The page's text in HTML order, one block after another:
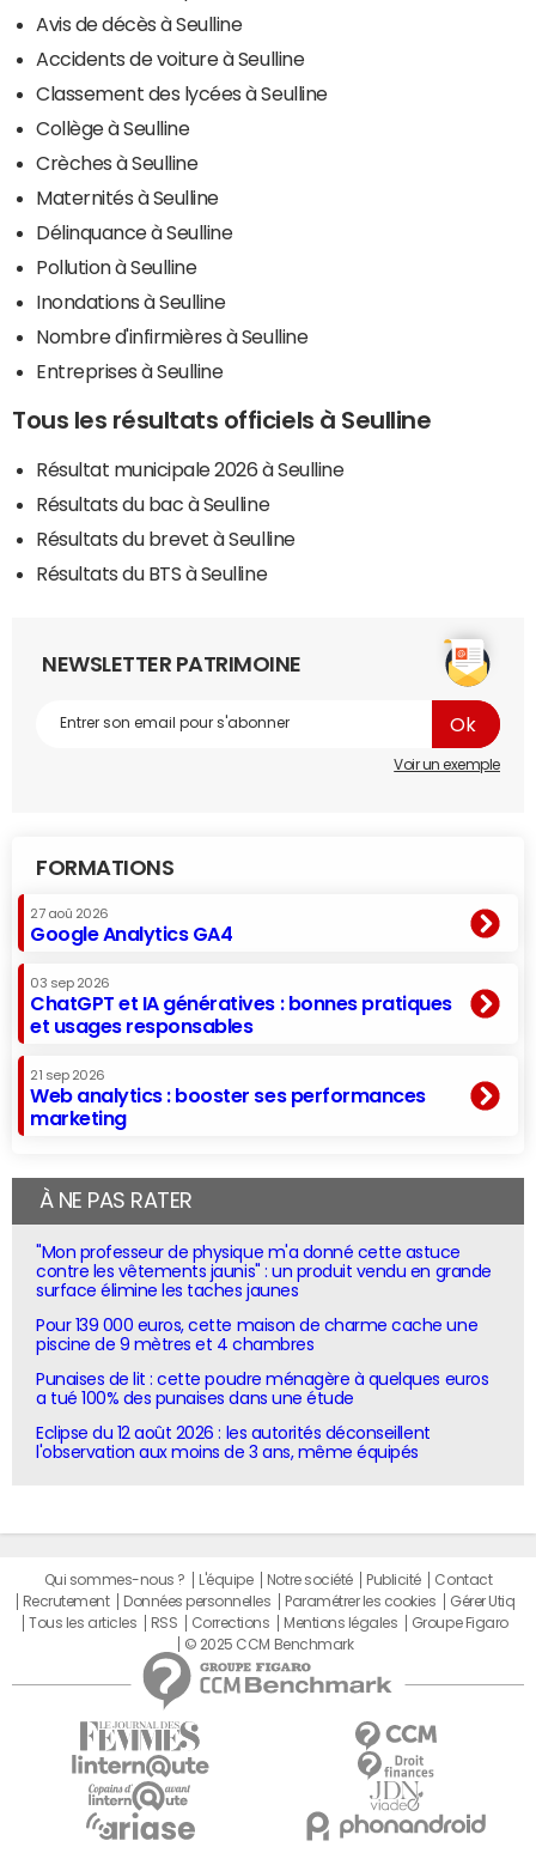
Avis de décès à Seulline
Accidents de voiture à Seulline
Classement des lycées à Seulline
Collège à Seulline
Crèches à Seulline
Maternités à Seulline
Délinquance à Seulline
Pollution à Seulline
Inondations à Seulline
Nombre d'infirmières à Seulline
Entreprises à Seulline
Tous les résultats officiels à Seulline
Résultat municipale 2026 à Seulline
Résultats du bac à Seulline
Résultats du brevet à Seulline
Résultats du BTS à Seulline
NEWSLETTER PATRIMOINE
Voir un exemple
FORMATIONS
27 aoû 2026
Google Analytics GA4
03 sep 2026
ChatGPT et IA génératives : bonnes pratiques
et usages responsables
21 sep 2026
Web analytics : booster ses performances
marketing
À NE PAS RATER
"Mon professeur de physique m'a donné cette astuce
contre les vêtements jaunis" : un produit vendu en grande
surface élimine les taches jaunes
Pour 139 000 euros, cette maison de charme cache une
piscine de 9 mètres et 4 chambres
Punaises de lit : cette poudre ménagère à quelques euros
a tué 100% des punaises dans une étude
Eclipse du 12 août 2026 : les autorités déconseillent
l'observation aux moins de 3 ans, même équipés
Qui sommes-nous ? L'équipe Notre société Publicité
Contact
Recrutement
Données personnelles Paramétrer les cookies
Gérer Utiq
Tous les articles
RSS Corrections Mentions légales
Groupe Figaro
© 2025 CCM Benchmark